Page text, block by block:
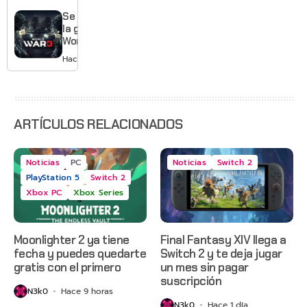
War: E-
Day,
Grounded
Se acabó
la guerra:
World War
3 apaga
sus
Hace 2 días
ARTÍCULOS RELACIONADOS
Noticias
PC
PlayStation 5
Switch 2
Xbox PC
Xbox Series
Moonlighter 2 ya tiene
fecha y puedes quedarte
gratis con el primero
N3k0 Hace 9 horas
Noticias Switch 2
Final Fantasy XIV llega a
Switch 2 y te deja jugar
un mes sin pagar
suscripción